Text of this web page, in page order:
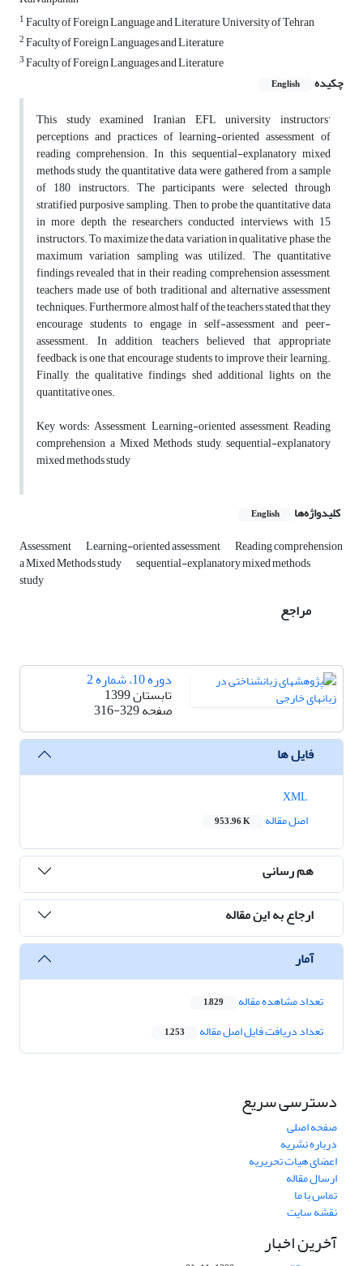
1Faculty of Foreign Language and Literature, University of Tehran
2Faculty of Foreign Languages and Literature
3Faculty of Foreign Languages and Literature
چکیده
English
This study examined Iranian EFL university instructors’
perceptions and practices of learning-oriented assessment of
reading comprehension. In this sequential-explanatory mixed
methods study, the quantitative data were gathered from a sample
of 180 instructors. The participants were selected through
stratified purposive sampling. Then, to probe the quantitative data
in more depth, the researchers conducted interviews with 15
instructors. To maximize the data variation in qualitative phase, the
maximum variation sampling was utilized. The quantitative
findings revealed that in their reading comprehension assessment,
teachers made use of both traditional and alternative assessment
techniques. Furthermore, almost half of the teachers stated that they
encourage students to engage in self-assessment and peer-
assessment. In addition, teachers believed that appropriate
feedback is one that encourage students to improve their learning.
Finally, the qualitative findings shed additional lights on the
quantitative ones.
Key words: Assessment, Learning-oriented assessment, Reading
comprehension, a Mixed Methods study, sequential-explanatory
mixed methods study
کلیدواژه‌ها English
Assessment Learning-oriented assessment Reading comprehension
a Mixed Methods study sequential-explanatory mixed methods
study
مراجع
دوره 10، شماره 2
تابستان 1399
صفحه316-329
فایل ها
اصل مقاله
953.96 K
هم رسانی
ارجاع به این مقاله
آمار
تعداد مشاهده مقاله 1,829
تعداد دریافت فایل اصل مقاله 1,253
دسترسی سریع
صفحه اصلی
درباره نشریه
اعضای هیات تحریریه
ارسال مقاله
تماس با ما
نقشه سایت
آخرین اخبار